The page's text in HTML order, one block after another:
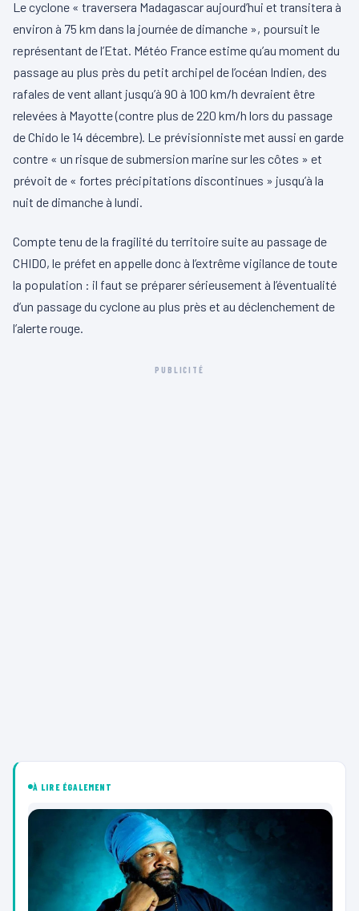
Le cyclone « traversera Madagascar aujourd’hui et transitera à
environ à 75 km dans la journée de dimanche », poursuit le
représentant de l’Etat. Météo France estime qu’au moment du
passage au plus près du petit archipel de l’océan Indien, des
rafales de vent allant jusqu’à 90 à 100 km/h devraient être
relevées à Mayotte (contre plus de 220 km/h lors du passage
de Chido le 14 décembre). Le prévisionniste met aussi en garde
contre « un risque de submersion marine sur les côtes » et
prévoit de « fortes précipitations discontinues » jusqu’à la
nuit de dimanche à lundi.
Compte tenu de la fragilité du territoire suite au passage de
CHIDO, le préfet en appelle donc à l’extrême vigilance de toute
la population : il faut se préparer sérieusement à l’éventualité
d’un passage du cyclone au plus près et au déclenchement de
l’alerte rouge.
PUBLICITÉ
À LIRE ÉGALEMENT